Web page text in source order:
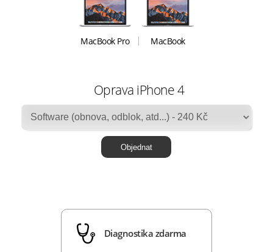
MacBook Pro MacBook
Oprava iPhone 4
Diagnostika zdarma